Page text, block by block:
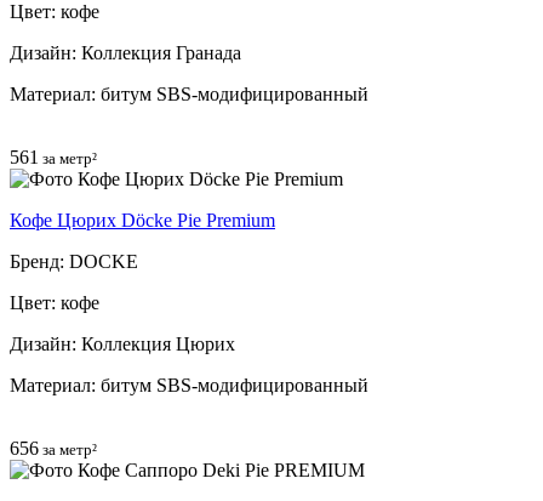
Цвет: кофе
Дизайн: Коллекция Гранада
Материал: битум SBS-модифицированный
561 за метр²
Кофе Цюрих Döcke Pie Premium
Бренд: DOCKE
Цвет: кофе
Дизайн: Коллекция Цюрих
Материал: битум SBS-модифицированный
656 за метр²